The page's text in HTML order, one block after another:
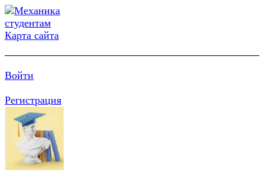
Карта сайта
Войти
Регистрация